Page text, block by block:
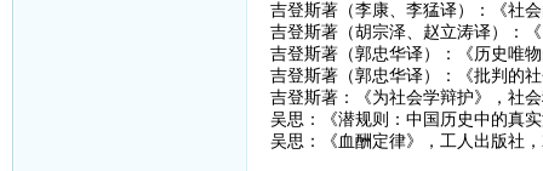
吉登斯著（李康、李猛译）：《社
吉登斯著（胡宗泽、赵立涛译）：
吉登斯著（郭忠华译）：《历史唯
吉登斯著（郭忠华译）：《批判的
吉登斯著：《为社会学辩护》，社
吴思：《潜规则：中国历史中的真
吴思：《血酬定律》，工人出版社，